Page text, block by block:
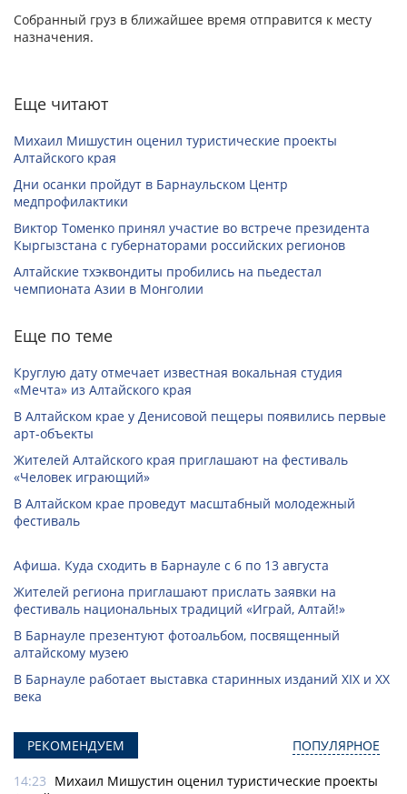
Собранный груз в ближайшее время отправится к месту
назначения.
Еще читают
Михаил Мишустин оценил туристические проекты
Алтайского края
Дни осанки пройдут в Барнаульском Центр
медпрофилактики
Виктор Томенко принял участие во встрече президента
Кыргызстана с губернаторами российских регионов
Алтайские тхэквондиты пробились на пьедестал
чемпионата Азии в Монголии
Еще по теме
Круглую дату отмечает известная вокальная студия
«Мечта» из Алтайского края
В Алтайском крае у Денисовой пещеры появились первые
арт-объекты
Жителей Алтайского края приглашают на фестиваль
«Человек играющий»
В Алтайском крае проведут масштабный молодежный
фестиваль
Афиша. Куда сходить в Барнауле с 6 по 13 августа
Жителей региона приглашают прислать заявки на
фестиваль национальных традиций «Играй, Алтай!»
В Барнауле презентуют фотоальбом, посвященный
алтайскому музею
В Барнауле работает выставка старинных изданий XIX и XX
века
РЕКОМЕНДУЕМ ПОПУЛЯРНОЕ
14:23 Михаил Мишустин оценил туристические проекты